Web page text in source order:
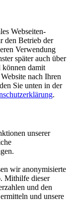
Webseiten-
den Betrieb der
Verwendung
später auch über
können damit
nach Ihren
Sie unten in der
.
unserer
wir anonymisierte
Mithilfe dieser
und den
und unsere